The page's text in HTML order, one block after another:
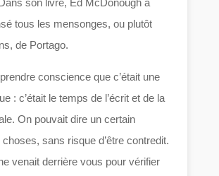
son livre, Ed McDonough a
tous les mensonges, ou plutôt
de Portago.
prendre conscience que c’était une
: c’était le temps de l’écrit et de la
On pouvait dire un certain
sans risque d’être contredit.
venait derrière vous pour vérifier